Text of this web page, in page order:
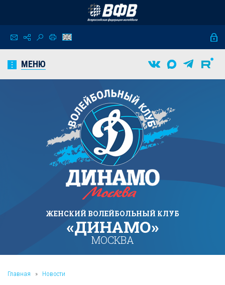
МЕНЮ
ЖЕНСКИЙ ВОЛЕЙБОЛЬНЫЙ КЛУБ
«ДИНАМО»
МОСКВА
Главная » Новости